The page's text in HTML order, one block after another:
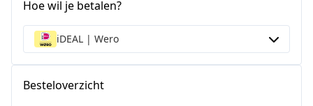
Hoe wil je betalen?
iDEAL | Wero
Besteloverzicht